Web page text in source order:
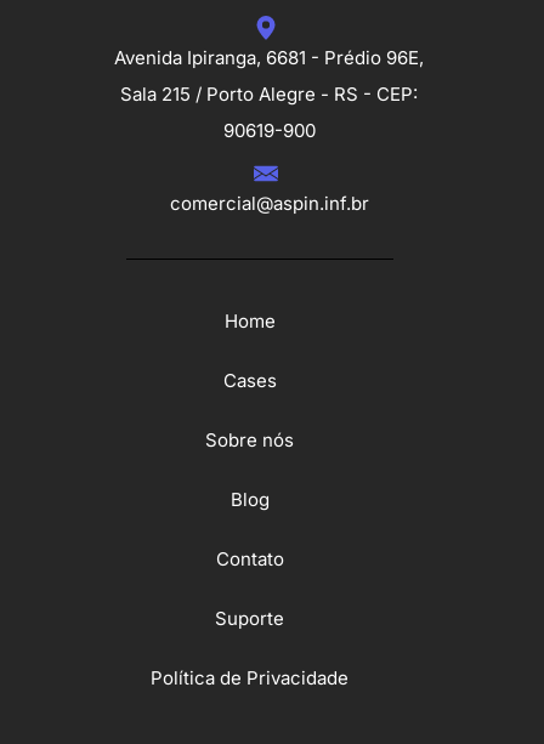
Avenida Ipiranga, 6681 - Prédio 96E,
Sala 215 / Porto Alegre - RS - CEP:
90619-900
comercial@aspin.inf.br
Home
Cases
Sobre nós
Blog
Contato
Suporte
Política de Privacidade